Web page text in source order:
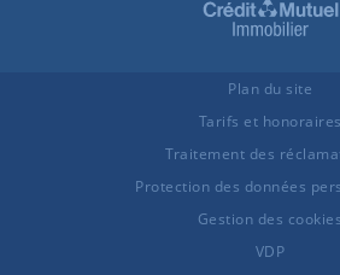
Plan du site
Tarifs et honoraires
Traitement des
Protection des données
Gestion des cookies
VDP